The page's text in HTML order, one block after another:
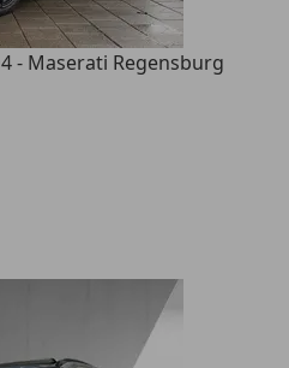
- Maserati Regensburg